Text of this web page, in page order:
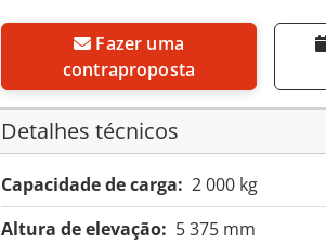
contraproposta
Detalhes técnicos
Capacidade de carga: 2 000 kg
Altura de elevação: 5 375 mm